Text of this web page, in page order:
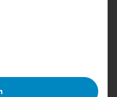
Gruppen, für die eine